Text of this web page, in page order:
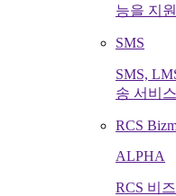
능을 지원
SMS
SMS,
송 서비스
RCS
ALPHA
RCS 비